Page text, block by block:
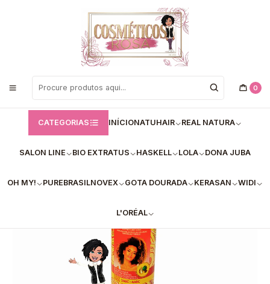
0
CATEGORIAS INÍCIONATUHAIR REAL NATURA
SALON LINE BIO EXTRATUS HASKELL LOLA DONA JUBA
OH MY! PUREBRASILNOVEX GOTA DOURADA KERASAN WIDI
L'ORÉAL
Bem vindos a Loja de Cosméticos Rosa!
salon line condicionadores
Salon Line - Condicionador SOS Cachos Rícino e Queratina (300ml)